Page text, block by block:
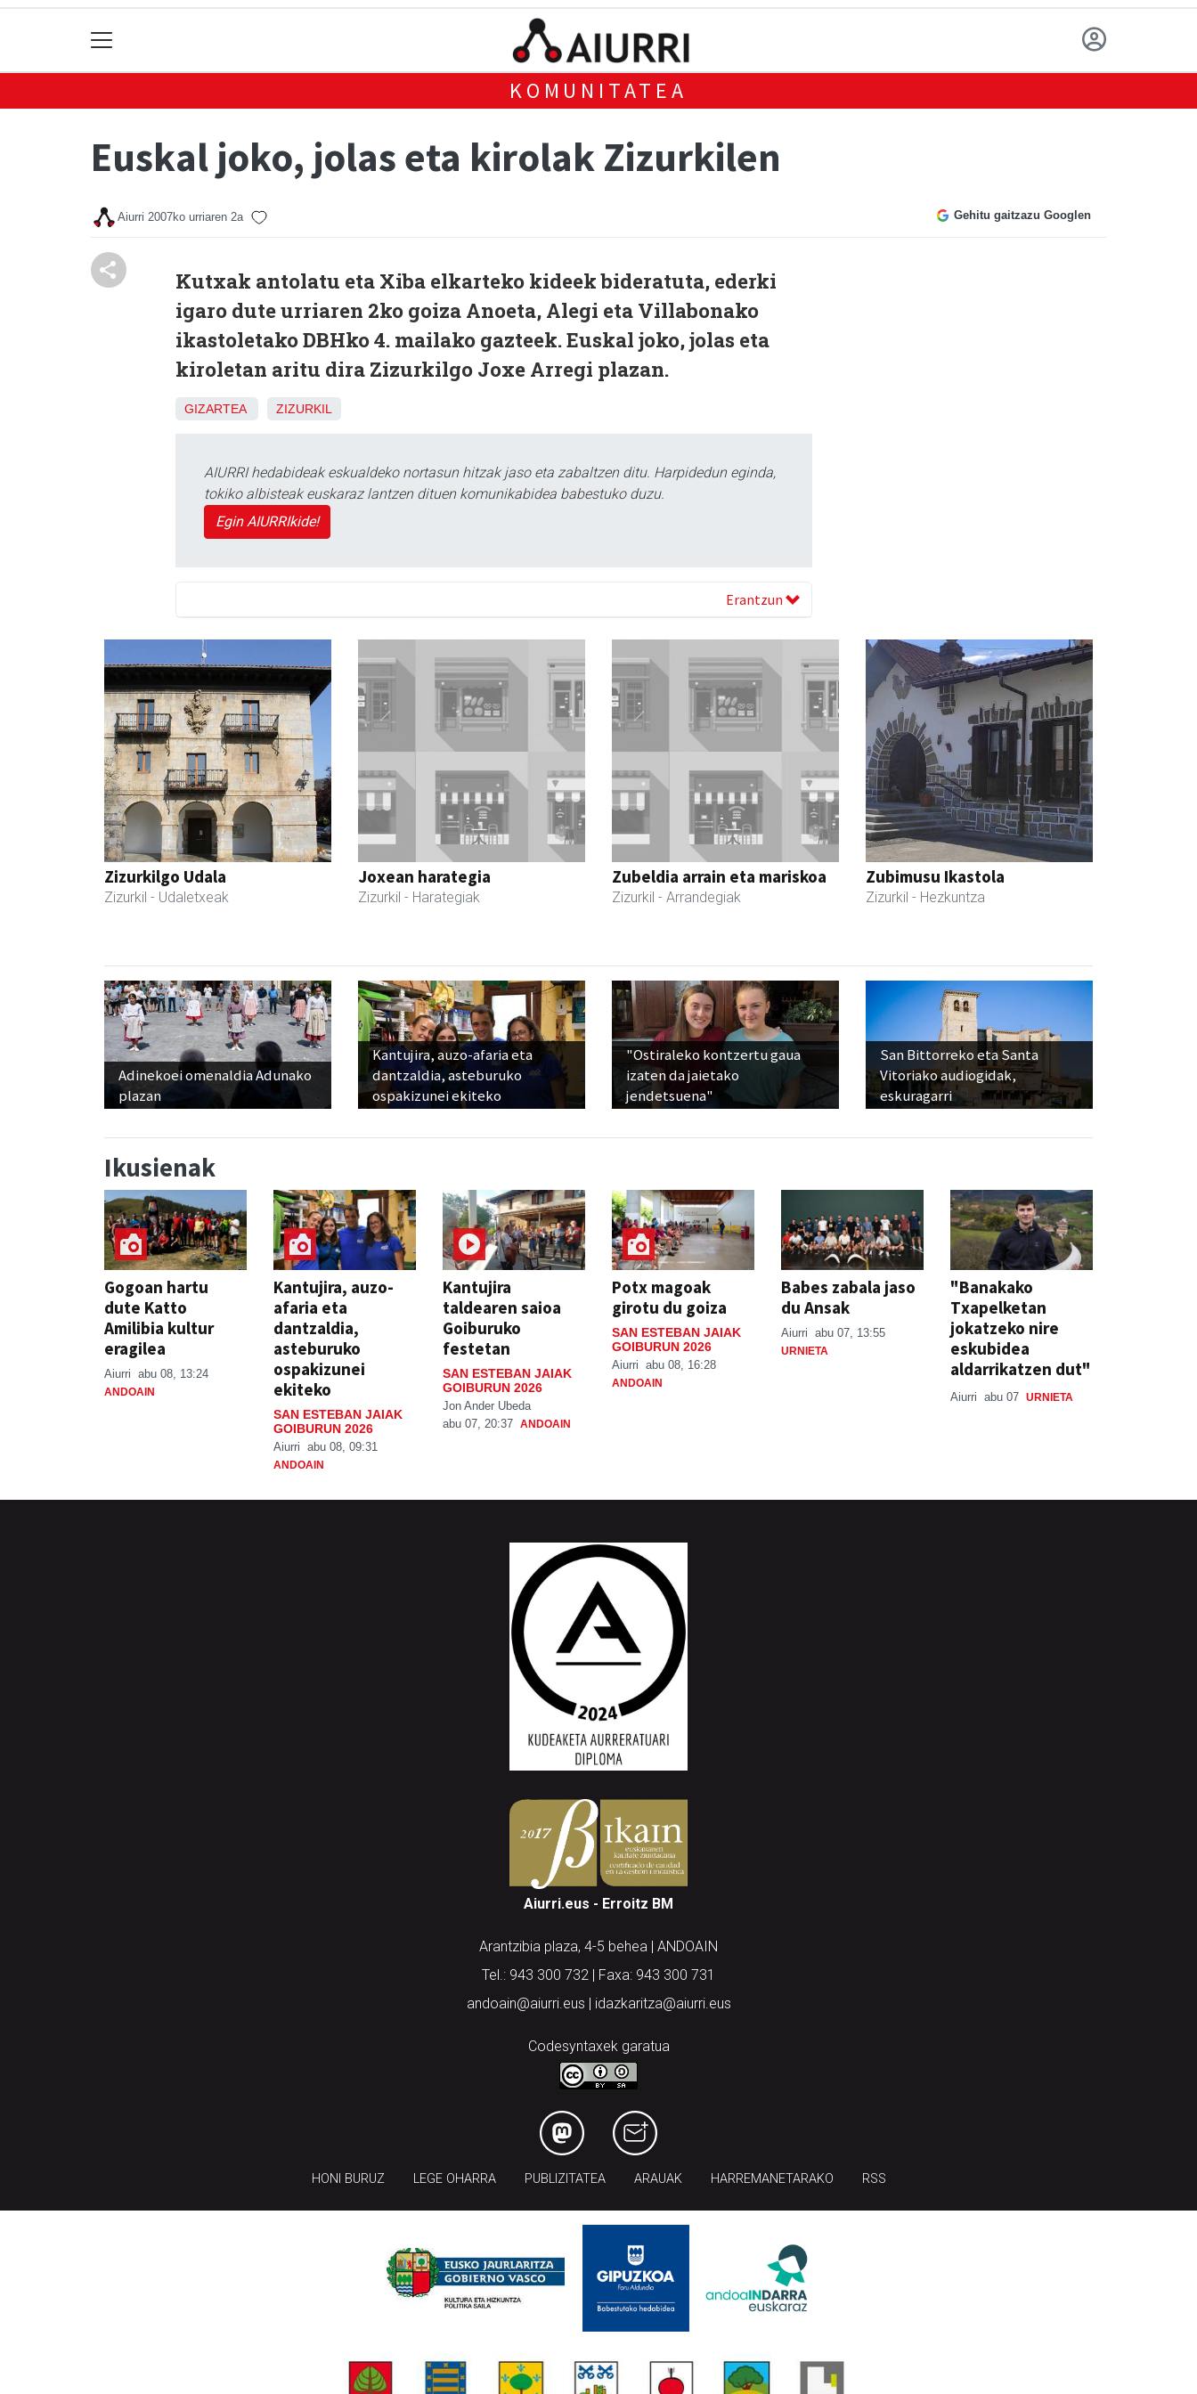
KOMUNITATEA
Euskal joko, jolas eta kirolak Zizurkilen
Aiurri 2007ko urriaren 2a Gehitu gaitzazu Googlen
Kutxak antolatu eta Xiba elkarteko kideek bideratuta, ederki
igaro dute urriaren 2ko goiza Anoeta, Alegi eta Villabonako
ikastoletako DBHko 4. mailako gazteek. Euskal joko, jolas eta
kiroletan aritu dira Zizurkilgo Joxe Arregi plazan.
GIZARTEA ZIZURKIL
AIURRI hedabideak eskualdeko nortasun hitzak jaso eta zabaltzen ditu. Harpidedun eginda,
tokiko albisteak euskaraz lantzen dituen komunikabidea babestuko duzu.
Egin AIURRIkide!
Erantzun
Zizurkilgo Udala
Zizurkil - Udaletxeak
Joxean harategia
Zizurkil - Harategiak
Zubeldia arrain eta mariskoa
Zizurkil - Arrandegiak
Zubimusu Ikastola
Zizurkil - Hezkuntza
Adinekoei omenaldia Adunako
plazan
Kantujira, auzo-afaria eta
dantzaldia, asteburuko
ospakizunei ekiteko
"Ostiraleko kontzertu gaua
izaten da jaietako
jendetsuena"
San Bittorreko eta Santa
Vitoriako audiogidak,
eskuragarri
Ikusienak
Gogoan hartu
dute Katto
Amilibia kultur
eragilea
Aiurri abu 08, 13:24
ANDOAIN
Kantujira, auzo-
afaria eta
dantzaldia,
asteburuko
ospakizunei
ekiteko
SAN ESTEBAN JAIAK
GOIBURUN 2026
Aiurri abu 08, 09:31
ANDOAIN
Kantujira
taldearen saioa
Goiburuko
festetan
SAN ESTEBAN JAIAK
GOIBURUN 2026
Jon Ander Ubeda
abu 07, 20:37 ANDOAIN
Potx magoak
girotu du goiza
SAN ESTEBAN JAIAK
GOIBURUN 2026
Aiurri abu 08, 16:28
ANDOAIN
Babes zabala jaso
du Ansak
Aiurri abu 07, 13:55
URNIETA
"Banakako
Txapelketan
jokatzeko nire
eskubidea
aldarrikatzen dut"
Aiurri abu 07 URNIETA
Aiurri.eus - Erroitz BM
Arantzibia plaza, 4-5 behea | ANDOAIN
Tel.: 943 300 732 | Faxa: 943 300 731
andoain@aiurri.eus | idazkaritza@aiurri.eus
Codesyntaxek garatua
HONI BURUZ LEGE OHARRA PUBLIZITATEA ARAUAK HARREMANETARAKO RSS